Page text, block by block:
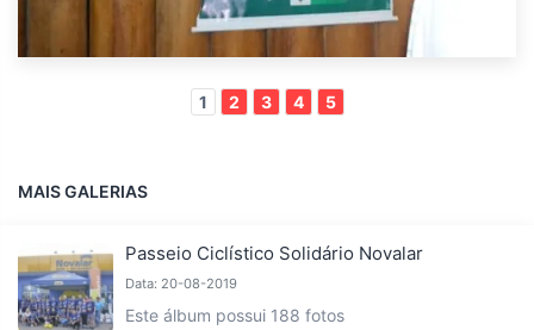
1 2 3 4 5
MAIS GALERIAS
Passeio Ciclístico Solidário Novalar
Data: 20-08-2019
Este álbum possui 188 fotos